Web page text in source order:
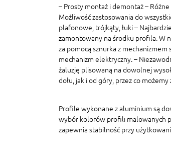
– Prosty montaż i demontaż –
Możliwość zastosowania do
plafonowe, trójkąty, łuki –
zamontowany na środku profila. W
za pomocą sznurka z
mechanizm elektryczny. –
żaluzję plisowaną na dowolnej
dołu, jak i od góry, przez co
Profile wykonane z aluminium są
wybór kolorów profili malowanych
zapewnia stabilność przy